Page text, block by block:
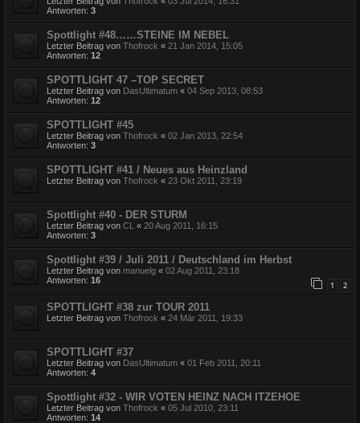
Antworten: 3
Spottlight #48……STEINE IM NEBEL
Letzter Beitrag von Thofrock « 21 Jan 2014, 15:05
Antworten: 12
SPOTTLIGHT 47 –TOP SECRET
Letzter Beitrag von DasUltimatum « 04 Sep 2013, 08:53
Antworten: 12
SPOTTLIGHT #45
Letzter Beitrag von Thofrock « 02 Jan 2013, 22:54
Antworten: 3
SPOTTLIGHT #41 / Neues aus Heinzland
Letzter Beitrag von Thofrock « 23 Okt 2011, 23:19
Spottlight #40 - DER STURM
Letzter Beitrag von CL « 20 Aug 2011, 16:15
Antworten: 3
Spottlight #39 / Juli 2011 / Deutschland im Herbst
Letzter Beitrag von manuelg « 02 Aug 2011, 23:18
Antworten: 16 1 2
SPOTTLIGHT #38 zur TOUR 2011
Letzter Beitrag von Thofrock « 24 Mär 2011, 19:33
SPOTTLIGHT #37
Letzter Beitrag von DasUltimatum « 01 Feb 2011, 20:11
Antworten: 4
Spottlight #32 - WIR VOTEN HEINZ NACH ITZEHOE
Letzter Beitrag von Thofrock « 05 Jul 2010, 23:11
Antworten: 14